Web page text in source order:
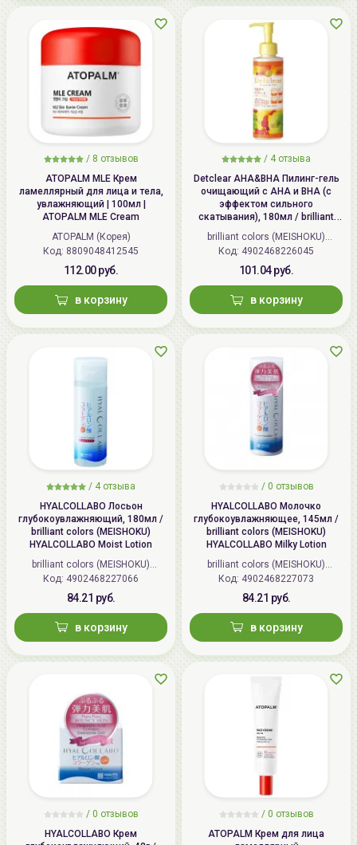
/ 8 отзывов
ATOPALM MLE Крем
ламеллярный для лица и тела,
увлажняющий | 100мл |
ATOPALM MLE Cream
ATOPALM (Корея)
Код: 8809048412545
112.00 руб.
в корзину
/ 4 отзыва
Detclear AHA&BHA Пилинг-гель
очищающий с AHA и BHA (с
эффектом сильного
скатывания), 180мл / brilliant
colors (MEISHOKU) Detclear
Bright&Peel AHA&BHA Fruits
Peeling Jelly
brilliant colors (MEISHOKU)
(Япония)
Код: 4902468226045
101.04 руб.
в корзину
/ 4 отзыва
HYALCOLLABO Лосьон
глубокоувлажняющий, 180мл /
brilliant colors (MEISHOKU)
HYALCOLLABO Moist Lotion
brilliant colors (MEISHOKU)
(Япония)
Код: 4902468227066
84.21 руб.
в корзину
/ 0 отзывов
HYALCOLLABO Молочко
глубокоувлажняющее, 145мл /
brilliant colors (MEISHOKU)
HYALCOLLABO Milky Lotion
brilliant colors (MEISHOKU)
(Япония)
Код: 4902468227073
84.21 руб.
в корзину
/ 0 отзывов
HYALCOLLABO Крем
/ 0 отзывов
ATOPALM Крем для лица